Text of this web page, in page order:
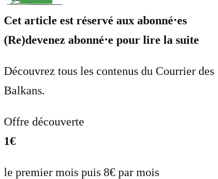
Cet article est réservé aux abonné⋅es
(Re)devenez abonné⋅e pour lire la suite
Découvrez tous les contenus du Courrier des
Balkans.
Offre découverte
1€
le premier mois puis 8€ par mois